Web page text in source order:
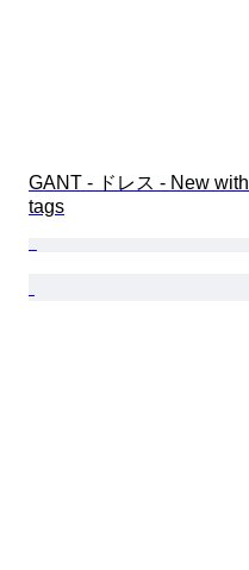
GANT - ドレス - New with
tags